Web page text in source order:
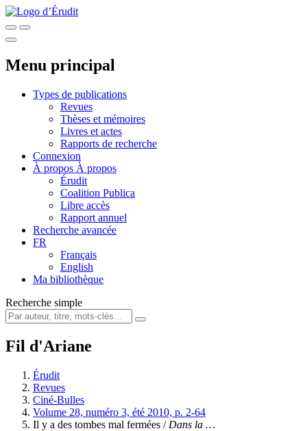
Menu principal
Types de publications
Revues
Thèses et mémoires
Livres et actes
Rapports de recherche
Connexion
À propos À propos
Érudit
Coalition Publica
Libre accès
Rapport annuel
Recherche avancée
FR
Français
English
Ma bibliothèque
Recherche simple
Fil d'Ariane
Érudit
Revues
Ciné-Bulles
Volume 28, numéro 3, été 2010, p. 2-64
Il y a des tombes mal fermées / Dans la …